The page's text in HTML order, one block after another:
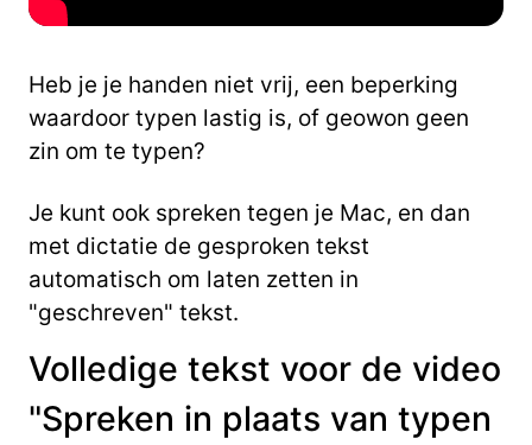
Heb je je handen niet vrij, een beperking
waardoor typen lastig is, of geowon geen
zin om te typen?
Je kunt ook spreken tegen je Mac, en dan
met dictatie de gesproken tekst
automatisch om laten zetten in
"geschreven" tekst.
Volledige tekst voor de video
"Spreken in plaats van typen